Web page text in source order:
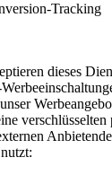
Tracking
dieses
verschlüsselten